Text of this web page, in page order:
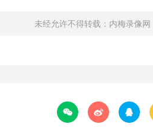
未经允许不得转载： 内梅录像网
  